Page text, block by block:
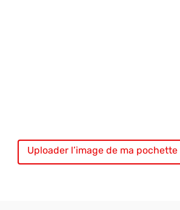
Chargement du vinyle…
Uploader l’image de ma pochette